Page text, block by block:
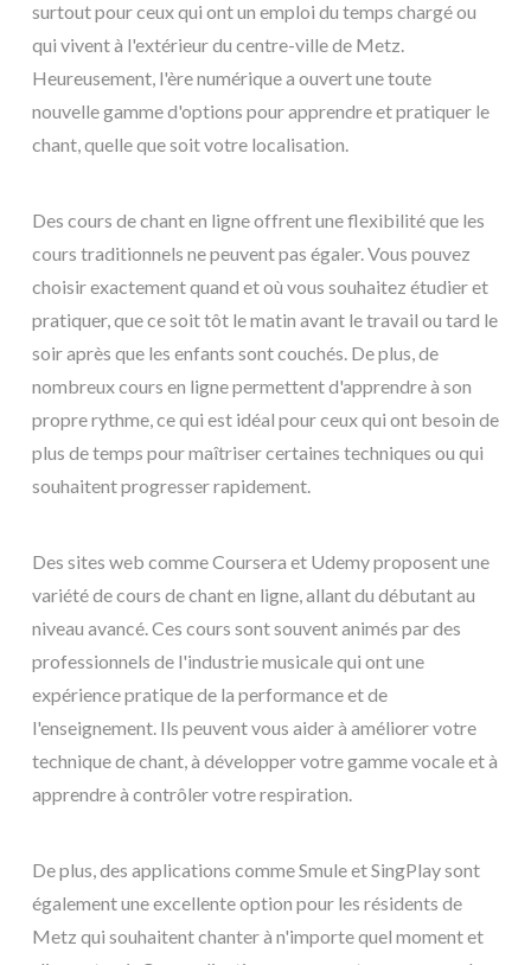
surtout pour ceux qui ont un emploi du temps chargé ou
qui vivent à l'extérieur du centre-ville de Metz.
Heureusement, l'ère numérique a ouvert une toute
nouvelle gamme d'options pour apprendre et pratiquer le
chant, quelle que soit votre localisation.
Des cours de chant en ligne offrent une flexibilité que les
cours traditionnels ne peuvent pas égaler. Vous pouvez
choisir exactement quand et où vous souhaitez étudier et
pratiquer, que ce soit tôt le matin avant le travail ou tard le
soir après que les enfants sont couchés. De plus, de
nombreux cours en ligne permettent d'apprendre à son
propre rythme, ce qui est idéal pour ceux qui ont besoin de
plus de temps pour maîtriser certaines techniques ou qui
souhaitent progresser rapidement.
Des sites web comme Coursera et Udemy proposent une
variété de cours de chant en ligne, allant du débutant au
niveau avancé. Ces cours sont souvent animés par des
professionnels de l'industrie musicale qui ont une
expérience pratique de la performance et de
l'enseignement. Ils peuvent vous aider à améliorer votre
technique de chant, à développer votre gamme vocale et à
apprendre à contrôler votre respiration.
De plus, des applications comme Smule et SingPlay sont
également une excellente option pour les résidents de
Metz qui souhaitent chanter à n'importe quel moment et